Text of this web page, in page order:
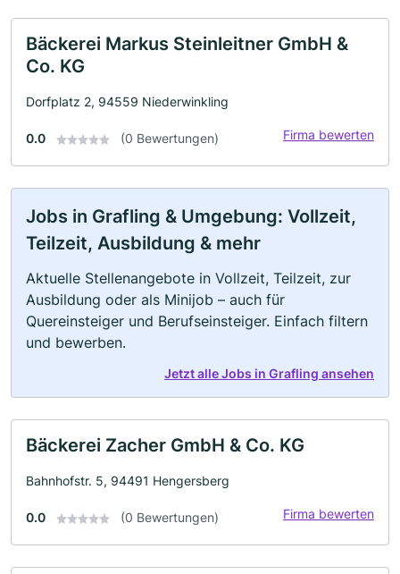
Bäckerei Markus Steinleitner GmbH &
Co. KG
Dorfplatz 2, 94559 Niederwinkling
0.0 (0 Bewertungen) Firma bewerten
Jobs in Grafling & Umgebung: Vollzeit,
Teilzeit, Ausbildung & mehr
Aktuelle Stellenangebote in Vollzeit, Teilzeit, zur
Ausbildung oder als Minijob – auch für
Quereinsteiger und Berufseinsteiger. Einfach filtern
und bewerben.
Jetzt alle Jobs in Grafling ansehen
Bäckerei Zacher GmbH & Co. KG
Bahnhofstr. 5, 94491 Hengersberg
0.0 (0 Bewertungen) Firma bewerten